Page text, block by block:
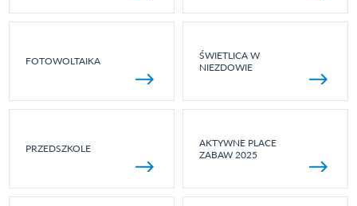
FOTOWOLTAIKA
ŚWIETLICA W
NIEZDOWIE
PRZEDSZKOLE
AKTYWNE PLACE
ZABAW 2025